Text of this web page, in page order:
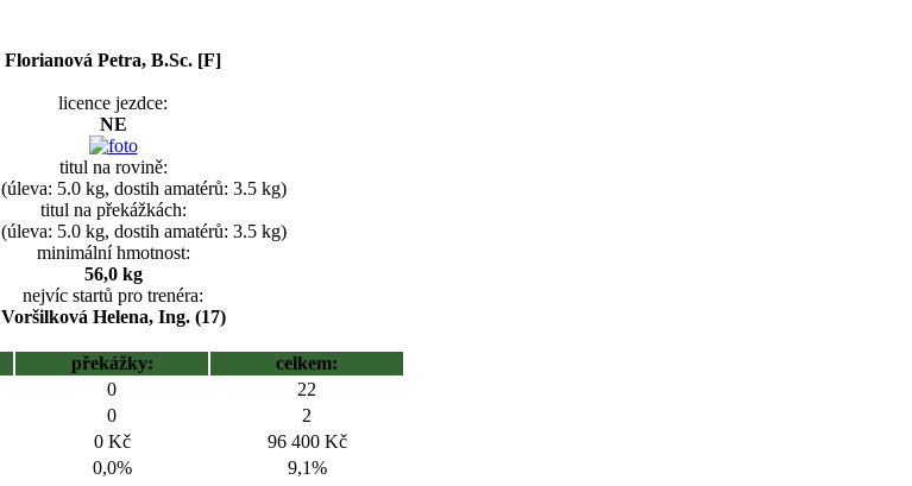
Florianová Petra, B.Sc. [F]
licence jezdce:
NE
titul na rovině:
(úleva: 5.0 kg, dostih amatérů: 3.5 kg)
titul na překážkách:
(úleva: 5.0 kg, dostih amatérů: 3.5 kg)
minimální hmotnost:
56,0 kg
nejvíc startů pro trenéra:
Voršilková Helena, Ing. (17)
překážky:
celkem:
0
22
0
2
0 Kč
96 400 Kč
0,0%
9,1%